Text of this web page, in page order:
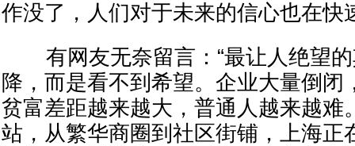
作没了，人们对于未来的信心也在快
有网友无奈留言：“最让人绝望的
降，而是看不到希望。企业大量倒闭
贫富差距越来越大，普通人越来越难
站，从繁华商圈到社区街铺，上海正